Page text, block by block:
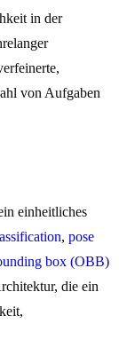
in der
von Aufgaben
einheitliches
, pose
box (OBB)
die ein